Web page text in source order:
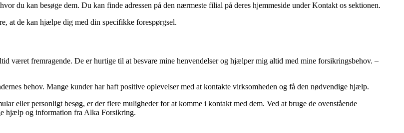
du kan besøge dem. Du kan finde adressen på den nærmeste filial på deres hjemmeside under Kontakt os sektionen.
at de kan hjælpe dig med din specifikke forespørgsel.
været fremragende. De er hurtige til at besvare mine henvendelser og hjælper mig altid med mine forsikringsbehov. –
behov. Mange kunder har haft positive oplevelser med at kontakte virksomheden og få den nødvendige hjælp.
eller personligt besøg, er der flere muligheder for at komme i kontakt med dem. Ved at bruge de ovenstående
hjælp og information fra Alka Forsikring.